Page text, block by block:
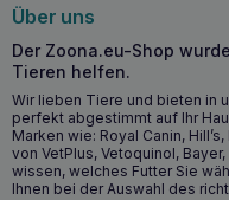
Über uns
Der Zoona.eu-Shop
Tieren helfen.
Wir lieben Tiere und bieten in
perfekt abgestimmt auf Ihr
Marken wie: Royal Canin,
von VetPlus, Vetoquinol,
wissen, welches Futter Sie
Ihnen bei der Auswahl des